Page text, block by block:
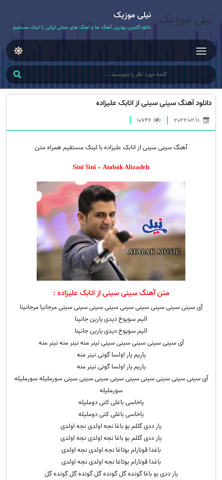
نیلی موزیک
دانلودگلچین بهترین آهنگ ها و آهنگ های محلی ایرانی با لینک مستقیم
دانلود آهنگ سینی سینی از اتابک علیزاده
10746
آهنگ سینی سینی از اتابک علیزاده با لینک مستقیم همراه متن
Atabak Alizadeh
–
Sini Sini
متن آهنگ سینی سینی از اتابک علیزاده :
آی سینی سینی سینی سینی سینی سینی سینی سینی سینی مرجانیا مرجانینا
الیم سویوخ دیدی یارین جانینا
الیم سویوخ دیدی یارین جانینا
آی سینی سینی سینی سینی سینی نینر منه نینر منه نینر منه
یاریم یار اولسا گونی نینر منه
یاریم یار اولسا گونی نینر منه
آی سینی سینی سینی سینی سینی سینی سینی سینی سینی سورملیله سورملیله
سورملیله
یاخاسی باغلی کتی دوملیله
یاخاسی باغلی کتی دوملیله
یار ددی گللم بو باغا نجه اولدی نجه اولدی
یار ددی گللم بو باغا نجه اولدی نجه اولدی
باغدا قونارام بوتاغا نجه اولدی نجه اولدی
باغدا قونارام بوتاغا نجه اولدی نجه اولدی
یار ددی بو باغا گونده گل گونده گل گونده گل گونده گل